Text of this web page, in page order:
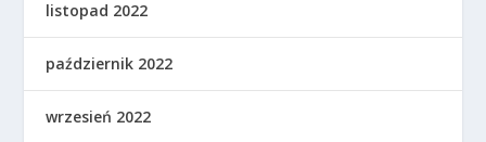
listopad 2022
październik 2022
wrzesień 2022